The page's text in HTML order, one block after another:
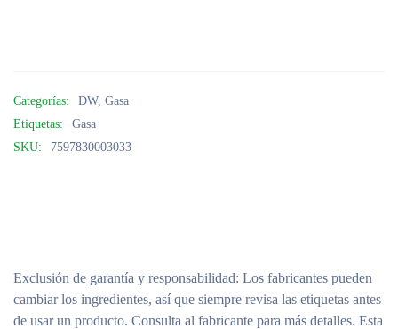
Categorías: DW, Gasa
Etiquetas:
Gasa
SKU:
7597830003033
Exclusión de garantía y responsabilidad: Los fabricantes pueden
cambiar los ingredientes, así que siempre revisa las etiquetas antes
de usar un producto. Consulta al fabricante para más detalles. Esta